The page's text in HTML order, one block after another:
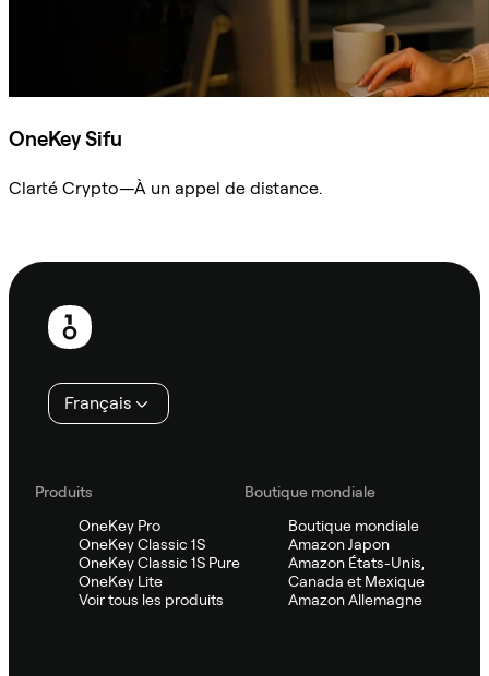
OneKey Sifu
Clarté Crypto—À un appel de distance.
Pied
page
Français
Produits
OneKey Pro
OneKey Classic 1S
OneKey Classic 1S Pure
OneKey Lite
Voir tous les produits
Boutique mondiale
Boutique mondiale
Amazon Japon
Amazon États-Unis,
Canada et Mexique
Amazon Allemagne